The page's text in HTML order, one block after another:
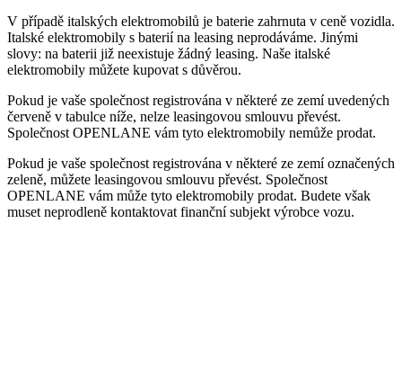
V případě italských elektromobilů je baterie zahrnuta v ceně vozidla.
Italské elektromobily s baterií na leasing neprodáváme. Jinými
slovy: na baterii již neexistuje žádný leasing. Naše italské
elektromobily můžete kupovat s důvěrou.
Pokud je vaše společnost registrována v některé ze zemí uvedených
červeně v tabulce níže, nelze leasingovou smlouvu převést.
Společnost OPENLANE vám tyto elektromobily nemůže prodat.
Pokud je vaše společnost registrována v některé ze zemí označených
zeleně, můžete leasingovou smlouvu převést. Společnost
OPENLANE vám může tyto elektromobily prodat. Budete však
muset neprodleně kontaktovat finanční subjekt výrobce vozu.